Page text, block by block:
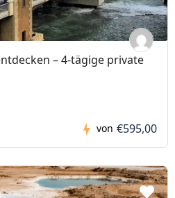
– 4-tägige private
von €595,00